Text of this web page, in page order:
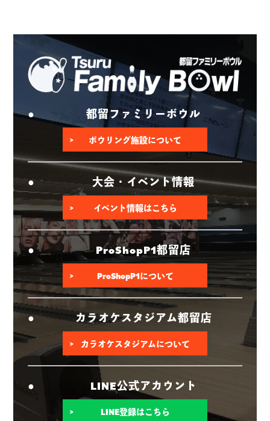
都留ファミリーボウル
ボウリング施設について
大会・イベント情報
イベント情報はこちら
ProShopP1都留店
ProShopP1について
カラオケスタジアム都留店
カラオケスタジアムについて
LINE公式アカウント
LINE登録はこちら